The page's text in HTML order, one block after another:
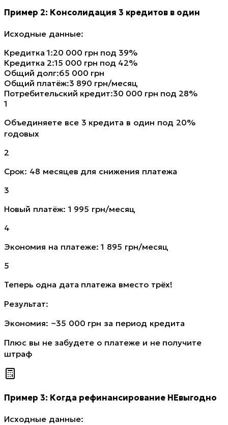
Пример 2: Консолидация 3 кредитов в один
Исходные данные:
Кредитка 1:20 000 грн под 39%
Кредитка 2:15 000 грн под 42%
Общий долг:65 000 грн
Общий платёж:3 890 грн/месяц
Потребительский кредит:30 000 грн под 28%
1
Объединяете все 3 кредита в один под 20%
годовых
2
Срок: 48 месяцев для снижения платежа
3
Новый платёж: 1 995 грн/месяц
4
Экономия на платеже: 1 895 грн/месяц
5
Теперь одна дата платежа вместо трёх!
Результат:
Экономия: ~35 000 грн за период кредита
Плюс вы не забудете о платеже и не получите
штраф
Пример 3: Когда рефинансирование НЕвыгодно
Исходные данные: